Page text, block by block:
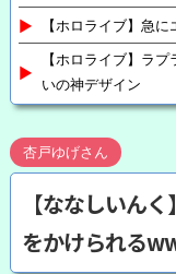
【ホロライブ】急
【ホロライブ】ラ
いの神デザイン
杏戸ゆげさん
【ななしいん
をかけられる